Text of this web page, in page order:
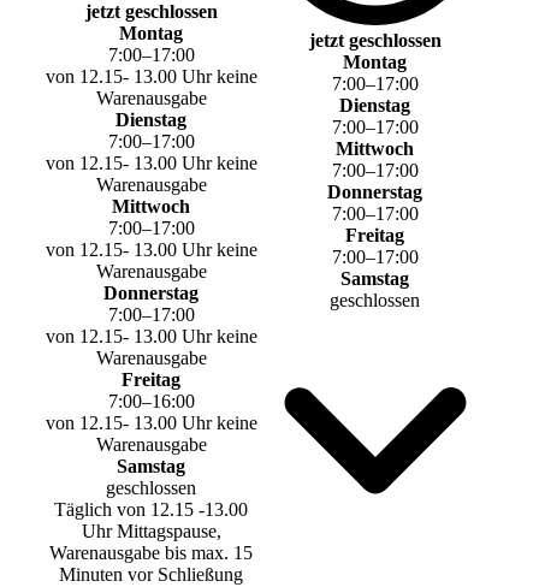
jetzt geschlossen
Montag
7:00–17:00
von 12.15- 13.00 Uhr keine
Warenausgabe
Dienstag
7:00–17:00
von 12.15- 13.00 Uhr keine
Warenausgabe
Mittwoch
7:00–17:00
von 12.15- 13.00 Uhr keine
Warenausgabe
Donnerstag
7:00–17:00
von 12.15- 13.00 Uhr keine
Warenausgabe
Freitag
7:00–16:00
von 12.15- 13.00 Uhr keine
Warenausgabe
Samstag
geschlossen
Täglich von 12.15 -13.00
Uhr Mittagspause,
Warenausgabe bis max. 15
Minuten vor Schließung
jetzt geschlossen
Montag
7:00–17:00
Dienstag
7:00–17:00
Mittwoch
7:00–17:00
Donnerstag
7:00–17:00
Freitag
7:00–17:00
Samstag
geschlossen